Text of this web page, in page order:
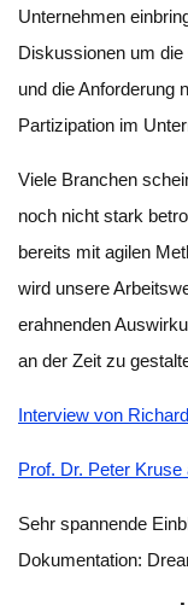
Unternehmen
Diskussionen um die
und die Anforderung
Partizipation im
Viele Branchen
noch nicht stark
bereits mit agilen
wird unsere
erahnenden
an der Zeit zu
Interview von
Prof. Dr. Peter Kruse
Sehr spannende
Dokumentation: